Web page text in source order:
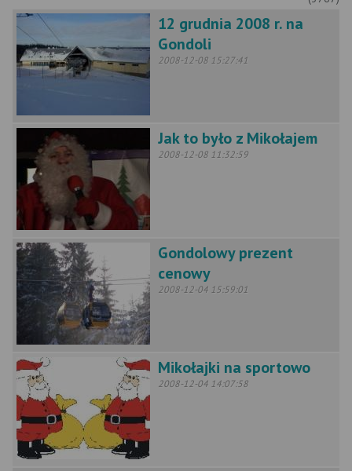
12 grudnia 2008 r. na
Gondoli
2008-12-08 15:27:41
Jak to było z Mikołajem
2008-12-08 11:32:59
Gondolowy prezent
cenowy
2008-12-04 15:59:01
Mikołajki na sportowo
2008-12-04 14:07:58